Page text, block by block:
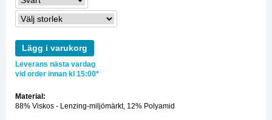
Lägg i varukorg
Leverans nästa vardag
vid order innan kl 15:00*
Material:
88% Viskos - Lenzing-miljömärkt, 12% Polyamid